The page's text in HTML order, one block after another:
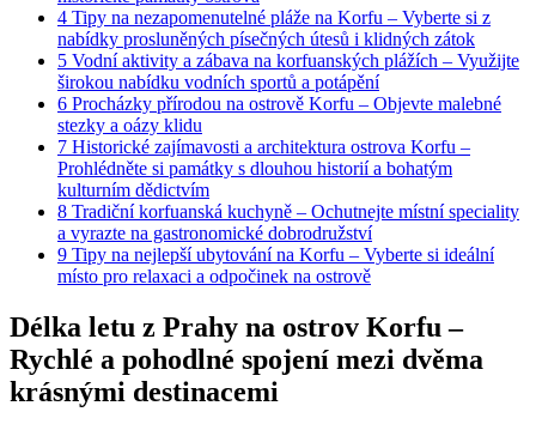
4 Tipy na nezapomenutelné pláže na Korfu – Vyberte si z
nabídky prosluněných písečných útesů i klidných zátok
5 Vodní aktivity a zábava na korfuanských plážích – Využijte
širokou nabídku vodních sportů a potápění
6 Procházky přírodou na ostrově Korfu – Objevte malebné
stezky a oázy klidu
7 Historické zajímavosti a architektura ostrova Korfu –
Prohlédněte si památky s dlouhou historií a bohatým
kulturním dědictvím
8 Tradiční korfuanská kuchyně – Ochutnejte místní speciality
a vyrazte na gastronomické dobrodružství
9 Tipy na nejlepší ubytování na Korfu – Vyberte si ideální
místo pro relaxaci a odpočinek na ostrově
Délka letu z Prahy na ostrov Korfu –
Rychlé a pohodlné spojení mezi dvěma
krásnými destinacemi